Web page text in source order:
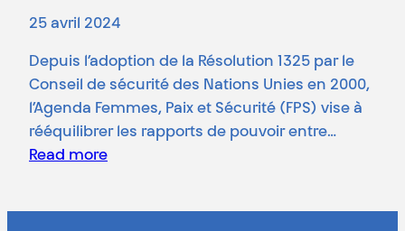
25 avril 2024
Depuis l’adoption de la Résolution 1325 par le
Conseil de sécurité des Nations Unies en 2000,
l’Agenda Femmes, Paix et Sécurité (FPS) vise à
rééquilibrer les rapports de pouvoir entre…
Read more